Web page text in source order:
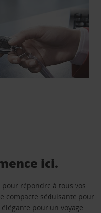
ici.
pour répondre à tous vos
compacte séduisante pour
pour un voyage